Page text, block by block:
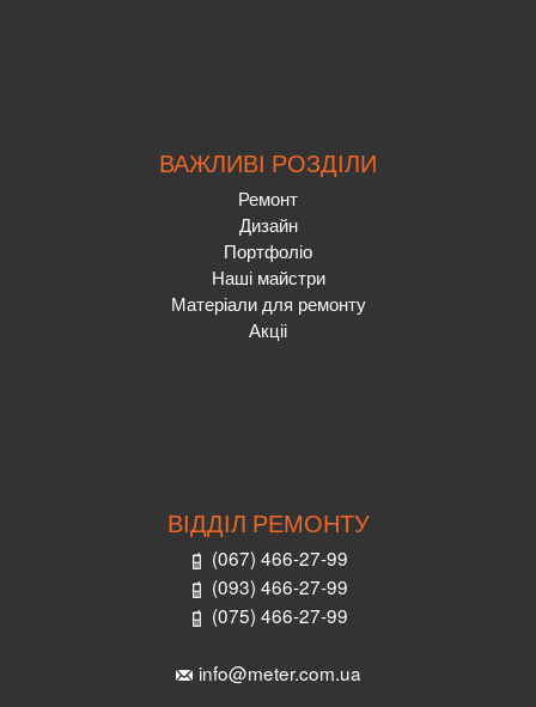
ВАЖЛИВІ РОЗДІЛИ
Ремонт
Дизайн
Портфоліо
Наші майстри
Матеріали для ремонту
Акціі
ВІДДІЛ РЕМОНТУ
(067) 466-27-99
(093) 466-27-99
(075) 466-27-99
info@meter.com.ua